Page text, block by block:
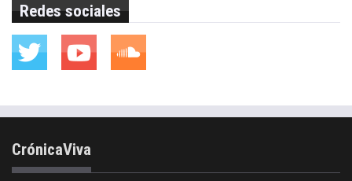
Redes sociales
CrónicaViva